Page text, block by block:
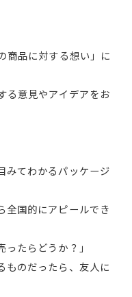
商品に対する想い」に
る意見やアイデアをお
みてわかるパッケージ
全国的にアピールでき
たらどうか？」
ものだったら、友人に